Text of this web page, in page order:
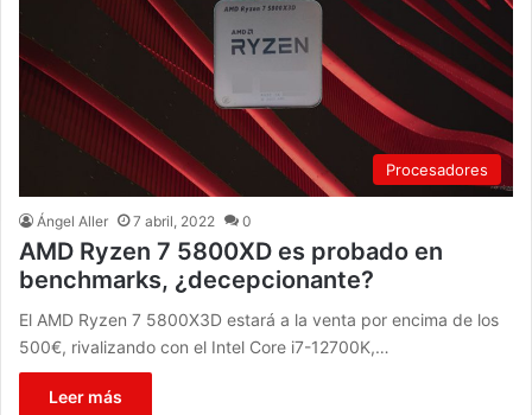
Procesadores
Ángel Aller 7 abril, 2022 0
AMD Ryzen 7 5800XD es probado en
benchmarks, ¿decepcionante?
El AMD Ryzen 7 5800X3D estará a la venta por encima de los
500€, rivalizando con el Intel Core i7-12700K,…
Leer más